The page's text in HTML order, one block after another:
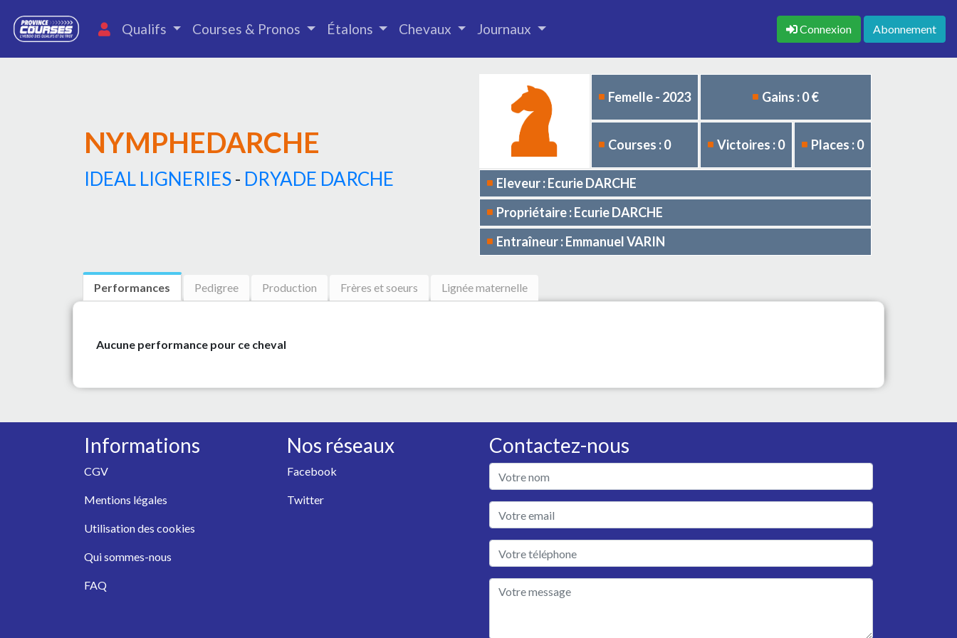
Qualifs Courses & Pronos Étalons Chevaux Journaux Connexion Abonnement
NYMPHEDARCHE
IDEAL LIGNERIES- DRYADE DARCHE
Femelle - 2023 Gains : 0 €
Courses : 0 Victoires : 0 Places : 0
Eleveur : Ecurie DARCHE
Propriétaire : Ecurie DARCHE
Entraîneur : Emmanuel VARIN
Performances Pedigree Production Frères et soeurs Lignée maternelle
Aucune performance pour ce cheval
Informations
CGV
Mentions légales
Utilisation des cookies
Qui sommes-nous
FAQ
Nos réseaux
Facebook
Twitter
Contactez-nous